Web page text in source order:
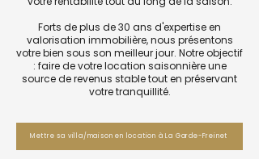
Forts de plus de 30 ans d'expertise en
valorisation immobilière, nous présentons
votre bien sous son meilleur jour. Notre objectif
: faire de votre location saisonnière une
source de revenus stable tout en préservant
votre tranquillité.
Mettre sa villa/maison en location à La Garde-Freinet